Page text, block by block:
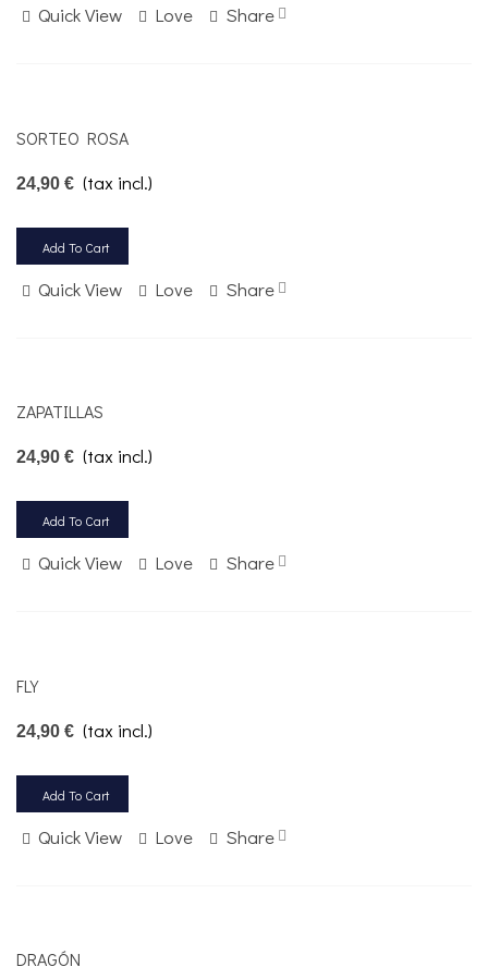
Quick View Love Share
SORTEO ROSA
24,90 € (tax incl.)
Add To Cart
Quick View Love Share
ZAPATILLAS
24,90 € (tax incl.)
Add To Cart
Quick View Love Share
FLY
24,90 € (tax incl.)
Add To Cart
Quick View Love Share
DRAGÓN